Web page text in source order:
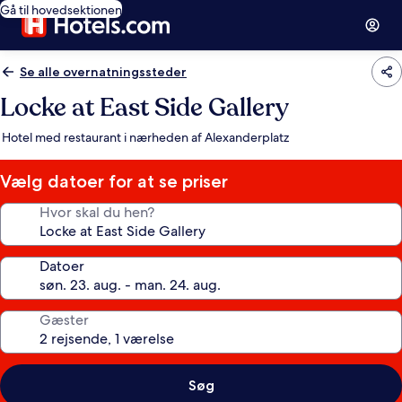
Gå til hovedsektionen
Se alle overnatningssteder
Locke at East Side Gallery
Hotel med restaurant i nærheden af Alexanderplatz
Vælg datoer for at se priser
Hvor skal du hen?
Datoer
Gæster
Søg